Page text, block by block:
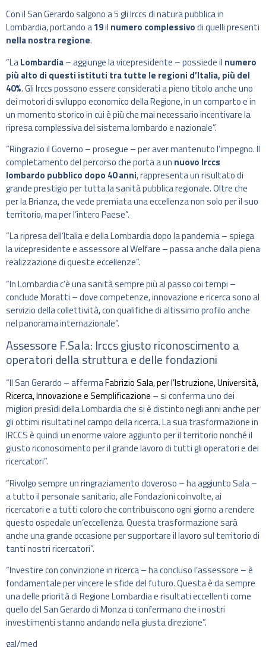
Con il San Gerardo salgono a 5 gli Irccs di natura pubblica in
Lombardia, portando a19il numero complessivodi quelli presenti
nella nostra regione.
“LaLombardia– aggiunge la vicepresidente – possiede il numero
più alto di questi istituti tra tutte le regioni d’Italia, più del
40%. Gli Irccs possono essere considerati a pieno titolo anche uno
dei motori di sviluppo economico della Regione, in un comparto e in
un momento storico in cui è più che mai necessario incentivare la
ripresa complessiva del sistema lombardo e nazionale”.
“Ringrazio il Governo – prosegue – per aver mantenuto l’impegno. Il
completamento del percorso che porta a un nuovo Irccs
lombardo pubblico dopo 40 anni, rappresenta un risultato di
grande prestigio per tutta la sanità pubblica regionale. Oltre che
per la Brianza, che vede premiata una eccellenza non solo per il suo
territorio, ma per l’intero Paese”.
“La ripresa dell’Italia e della Lombardia dopo la pandemia – spiega
la vicepresidente e assessore al Welfare – passa anche dalla piena
realizzazione di queste eccellenze”.
“In Lombardia c’è una sanità sempre più al passo coi tempi –
conclude Moratti – dove competenze, innovazione e ricerca sono al
servizio della collettività, con qualifiche di altissimo profilo anche
nel panorama internazionale”.
Assessore F.Sala: Irccs giusto riconoscimento a
operatori della struttura e delle fondazioni
“Il San Gerardo – affermaFabrizio Sala, per l’Istruzione, Università,
Ricerca, Innovazione e Semplificazione – si conferma uno dei
migliori presìdi della Lombardia che si è distinto negli anni anche per
gli ottimi risultati nel campo della ricerca. La sua trasformazione in
IRCCS è quindi un enorme valore aggiunto per il territorio nonché il
giusto riconoscimento per il grande lavoro di tutti gli operatori e dei
ricercatori”.
“Rivolgo sempre un ringraziamento doveroso – ha aggiunto Sala –
a tutto il personale sanitario, alle Fondazioni coinvolte, ai
ricercatori e a tutti coloro che contribuiscono ogni giorno a rendere
questo ospedale un’eccellenza. Questa trasformazione sarà
anche una grande occasione per supportare il lavoro sul territorio di
tanti nostri ricercatori”.
“Investire con convinzione in ricerca – ha concluso l’assessore – è
fondamentale per vincere le sfide del futuro. Questa è da sempre
una delle priorità di Regione Lombardia e risultati eccellenti come
quello del San Gerardo di Monza ci confermano che i nostri
investimenti stanno andando nella giusta direzione”.
gal/med